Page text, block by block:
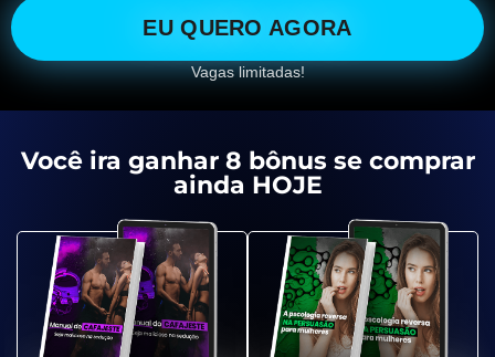
EU QUERO AGORA
Vagas limitadas!
Você ira ganhar 8 bônus se comprar
ainda HOJE